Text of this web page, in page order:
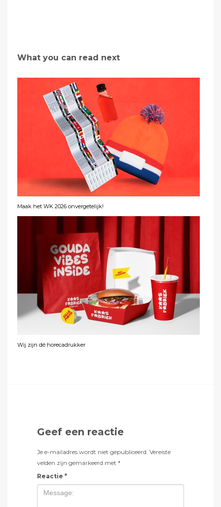
What you can read next
Maak het WK 2026 onvergetelijk!
Wij zijn dé horecadrukker
Geef een reactie
Je e-mailadres wordt niet gepubliceerd. Vereiste
velden zijn gemarkeerd met *
Reactie *